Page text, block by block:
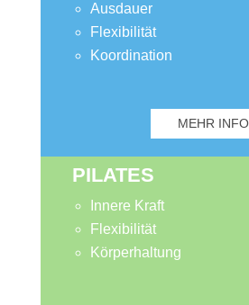
Ausdauer
Flexibilität
Koordination
MEHR
PILATES
Innere Kraft
Flexibilität
Körperhaltung